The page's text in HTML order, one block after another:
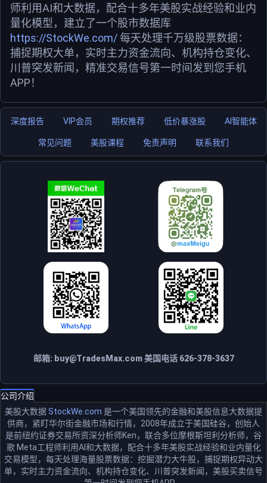
师利用AI和大数据，配合十多年美股实战经验和业内
量化模型，建立了一个股市数据库
https://StockWe.com/每天处理千万级股票数据：
捕捉期权大单，实时主力资金流向、机构持仓变化、
川普突发新闻，精准交易信号第一时间发到您手机
APP！
深度报告 VIP会员 期权推荐 低价暴涨股 AI智能体
常见问题 美股课程 免责声明 联系我们
邮箱: buy@TradesMax.com美国电话 626-378-3637
公司介绍
美股大数据StockWe.com 是一个美国领先的金融和美股信息大数据提
供商，紧盯华尔街金融市场和行情，2008年成立于美国硅谷，创始人
是前纽约证券交易所资深分析师Ken，联合多位摩根斯坦利分析师，谷
歌 Meta工程师利用AI和大数据，配合十多年美股实战经验和业内量化
交易模型，每天处理海量股票数据：挖掘潜力大牛股，捕捉期权异动大
单，实时主力资金流向、机构持仓变化、川普突发新闻，美股买卖信号